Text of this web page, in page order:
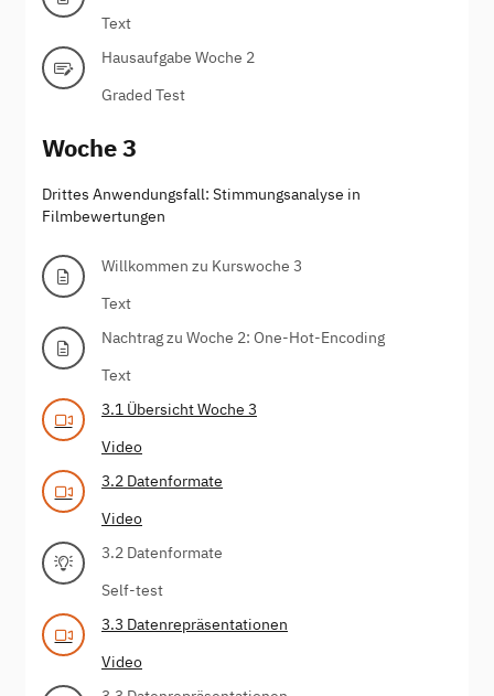
Text
Hausaufgabe Woche 2
Graded Test
Woche 3
Drittes Anwendungsfall: Stimmungsanalyse in
Filmbewertungen
Willkommen zu Kurswoche 3
Text
Nachtrag zu Woche 2: One-Hot-Encoding
Text
3.1 Übersicht Woche 3
Video
3.2 Datenformate
Video
3.2 Datenformate
Self-test
3.3 Datenrepräsentationen
Video